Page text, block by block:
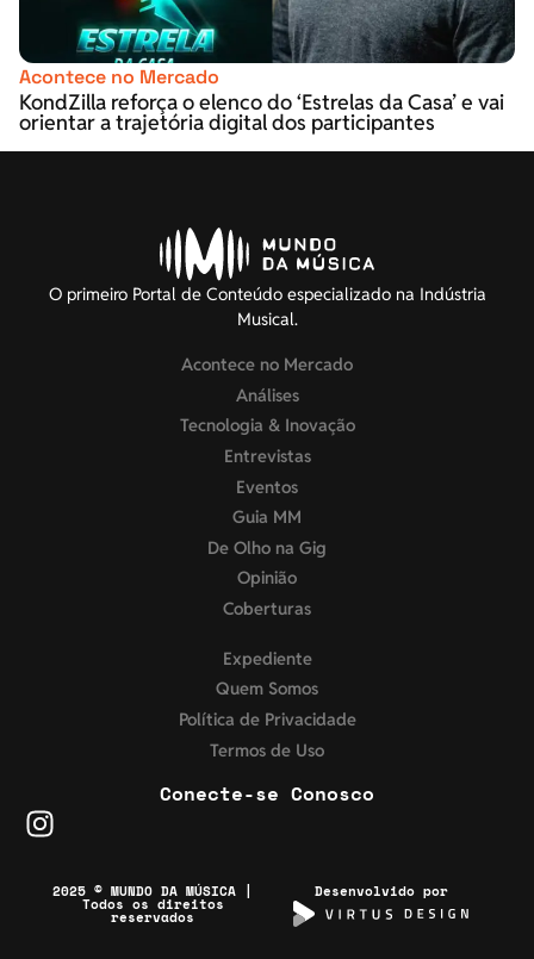
Acontece no Mercado
KondZilla reforça o elenco do ‘Estrelas da Casa’ e vai
orientar a trajetória digital dos participantes
O primeiro Portal de Conteúdo especializado na Indústria
Musical.
Acontece no Mercado
Análises
Tecnologia & Inovação
Entrevistas
Eventos
Guia MM
De Olho na Gig
Opinião
Coberturas
Expediente
Quem Somos
Política de Privacidade
Termos de Uso
Conecte-se Conosco
2025 © MUNDO DA MÚSICA |
Todos os direitos
reservados
Desenvolvido por